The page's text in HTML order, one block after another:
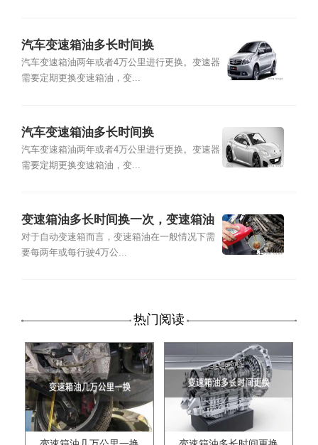
汽车变速箱油多长时间换
汽车变速箱油两年或者4万公里进行更换。变速器
需要定期更换变速箱油，变...
汽车变速箱油多长时间换
汽车变速箱油两年或者4万公里进行更换。变速器
需要定期更换变速箱油，变...
变速箱油多长时间换一次，变速箱油
多少公里换一次
对于自动变速箱而言，变速箱油在一般情况下需
要每两年或每行驶4万公...
热门阅读